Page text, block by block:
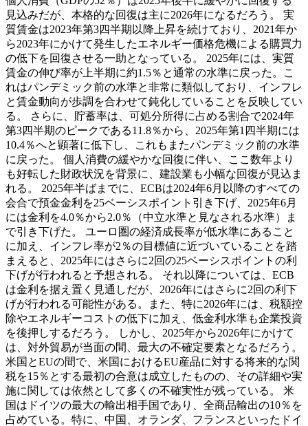
見込みだが、本格的な回復は主に2026年になるだろう。 実
質賃金は2023年第3四半期以降上昇を続けており、2021年か
ら2023年にかけて発生したエネルギー価格危機による購買力
の低下を回復させる一助となっている。 2025年には、実質
賃金の伸び率が上半期に約1.5％と通常の水準に戻った。こ
れはパンデミック前の水準と非常に類似しており、インフレ
と賃金動向が歩調を合わせて鈍化していることを反映してい
る。 さらに、貯蓄率は、可処分所得に占める割合で2024年
第3四半期のピークである11.8％から、2025年第1四半期には
10.4％へと顕著に低下し、これもまたパンデミック前の水準
に戻った。 個人消費の緩やかな回復に伴い、ここ数年より
も好転した財政状況を背景に、建設業も小幅な回復が見込ま
れる。 2025年半ばまでに、ECBは2024年6月以降のすべての
会合で預金金利を25ベーシスポイント引き下げ、2025年6月
には金利を4.0％から2.0％（中立水準と見なされる水準）ま
で引き下げた。 ユーロ圏の経済成長率が低水準にあること
に加え、インフレ率が2％の目標値に近づいていることを踏
まえると、2025年にはさらに2回の25ベーシスポイントの利
下げが行われると予想される。 それ以降については、ECB
は金利を据え置く見通しだが、2026年にはさらに2回の利下
げが行われる可能性がある。また、特に2026年には、税額控
除やエネルギーコストの低下に加え、低金利水準も企業投資
を後押しするだろう。 しかし、2025年から2026年にかけて
は、対外貿易が当面の間、最大の不確定要素となるだろう。
米国とEUの間で、米国におけるEU産品に対する将来的な関
税を15％とする最初の合意は成立したものの、その詳細や実
施に関しては依然として多くの不確実性が残っている。 米
国はドイツの最大の輸出相手国であり、全商品輸出の10％を
占めている。特に、中国、オランダ、フランスといったドイ